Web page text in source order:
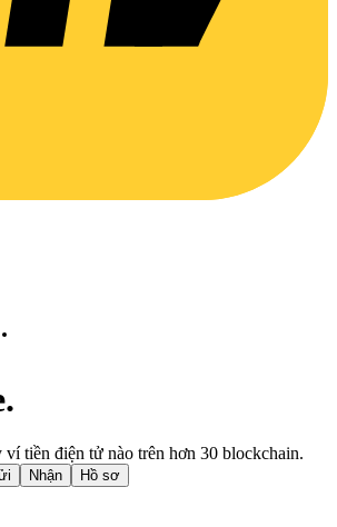
.
tiền điện tử nào trên hơn 30 blockchain.
Nhận Hồ sơ